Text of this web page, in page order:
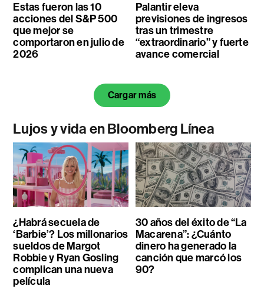
Estas fueron las 10
acciones del S&P 500
que mejor se
comportaron en julio de
2026
Palantir eleva
previsiones de ingresos
tras un trimestre
“extraordinario” y fuerte
avance comercial
Cargar más
Lujos y vida en Bloomberg Línea
¿Habrá secuela de
‘Barbie’? Los millonarios
sueldos de Margot
Robbie y Ryan Gosling
complican una nueva
película
30 años del éxito de “La
Macarena”: ¿Cuánto
dinero ha generado la
canción que marcó los
90?